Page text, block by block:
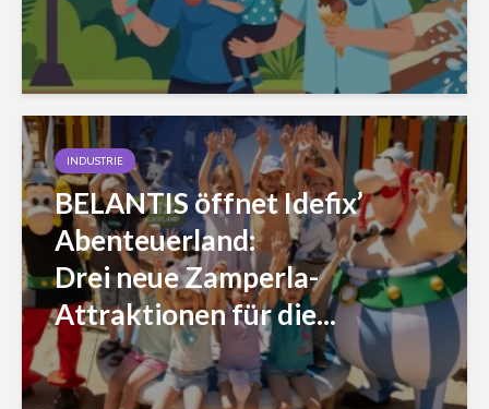
INDUSTRIE
BELANTIS öffnet Idefix’
Abenteuerland:
Drei neue Zamperla-
Attraktionen für die...